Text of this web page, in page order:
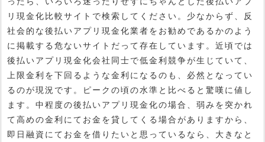
リ現金化比較サイトで検索してください。少なからず、反
社会的な後払いアプリ現金化業者をお勧めであるかのよう
に掲載する危ないサイトだって存在しています。近頃では
後払いアプリ現金化会社同士で低金利競争が生じていて、
上限金利を下回るような金利になるのも、必然となってい
るのが現況です。ピークの頃の水準と比べると驚嘆に値し
ます。中程度の後払いアプリ現金化の場合、弱みを突かれ
て高めの金利にてお金を貸してくる場合がありますから、
即日融資にてお金を借りたいと思っているなら、大きなと